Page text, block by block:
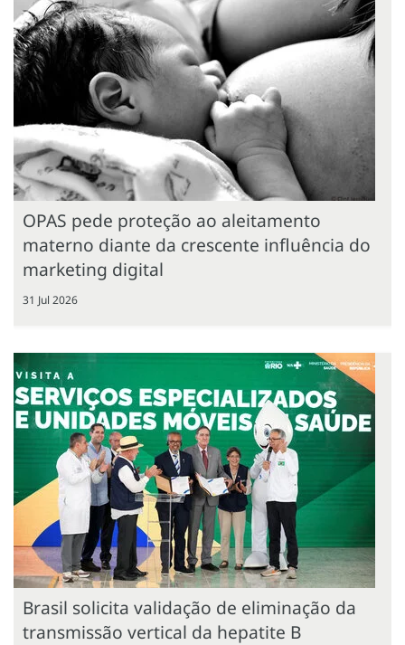
OPAS pede proteção ao aleitamento
materno diante da crescente influência do
marketing digital
31 Jul 2026
Brasil solicita validação de eliminação da
transmissão vertical da hepatite B